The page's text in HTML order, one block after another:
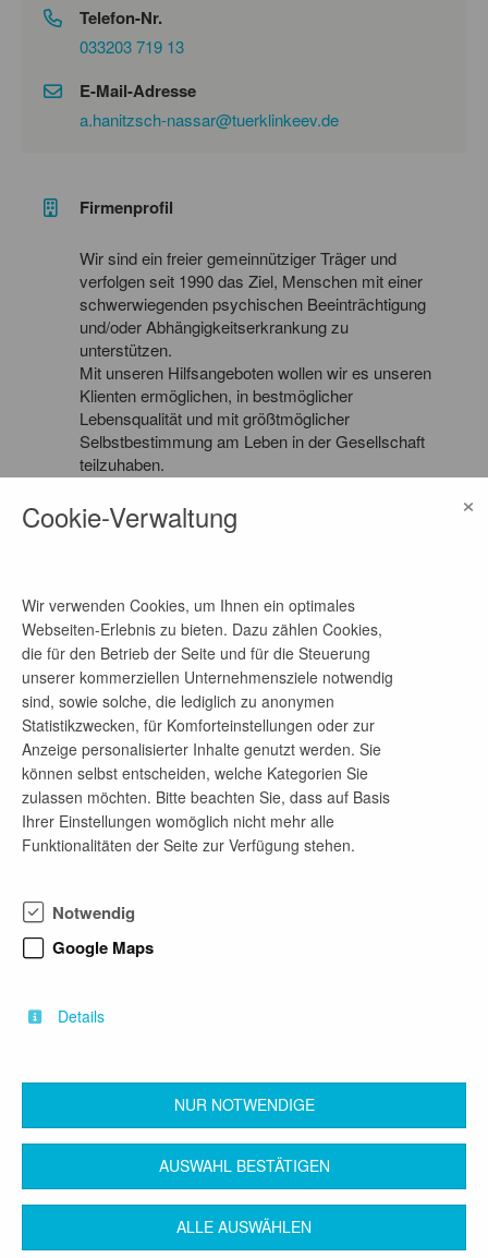
Telefon-Nr.
033203 719 13
E-Mail-Adresse
a.hanitzsch-nassar@tuerklinkeev.de
Firmenprofil
Wir sind ein freier gemeinnütziger Träger und
verfolgen seit 1990 das Ziel, Menschen mit einer
schwerwiegenden psychischen Beeinträchtigung
und/oder Abhängigkeitserkrankung zu
unterstützen.
Mit unseren Hilfsangeboten wollen wir es unseren
Klienten ermöglichen, in bestmöglicher
Lebensqualität und mit größtmöglicher
Selbstbestimmung am Leben in der Gesellschaft
teilzuhaben.
unterhalten wir psychosoziale Dienstleistungen, die
sowohl flexible Hilfen zum Wohnen als auch zur
Stahnsdorf eine Wohnstätte, ein Apartmentwohnen,
einen ambulanten Dienst, eine Tagesstätte sowie
eine Kontakt- und Beratungsstelle.
In unseren Teams sind
Sozialarbeiter*innen/Sozialpädagog*innen,
Ergotherapeut*innen, Heilerziehungspfleger*innen
und ähnliche Berufsgruppen beschäftigt.
Unsere Stärke liegt im so genannten
Schnittstellenmanagement. Dieses Management
ist beim Wechsel in ein anderes System (z.B. von
der Wohnstätte in eine eigene Wohnung oder
der einzelnen Projekte kann der Stress der
Nutzerinnen und Nutzer geringer gehalten werden.
Lebensumfeldes erfolgt durch die bisher
zurück
Kontakt Impressum AGB Datenschutz
Cookie-Verwaltung ×
Wir verwenden Cookies, um Ihnen ein optimales
Webseiten-Erlebnis zu bieten. Dazu zählen Cookies,
die für den Betrieb der Seite und für die Steuerung
unserer kommerziellen Unternehmensziele notwendig
sind, sowie solche, die lediglich zu anonymen
Statistikzwecken, für Komforteinstellungen oder zur
Anzeige personalisierter Inhalte genutzt werden. Sie
können selbst entscheiden, welche Kategorien Sie
zulassen möchten. Bitte beachten Sie, dass auf Basis
Ihrer Einstellungen womöglich nicht mehr alle
Funktionalitäten der Seite zur Verfügung stehen.
Notwendig
Google Maps
Details
NUR NOTWENDIGE
AUSWAHL BESTÄTIGEN
ALLE AUSWÄHLEN